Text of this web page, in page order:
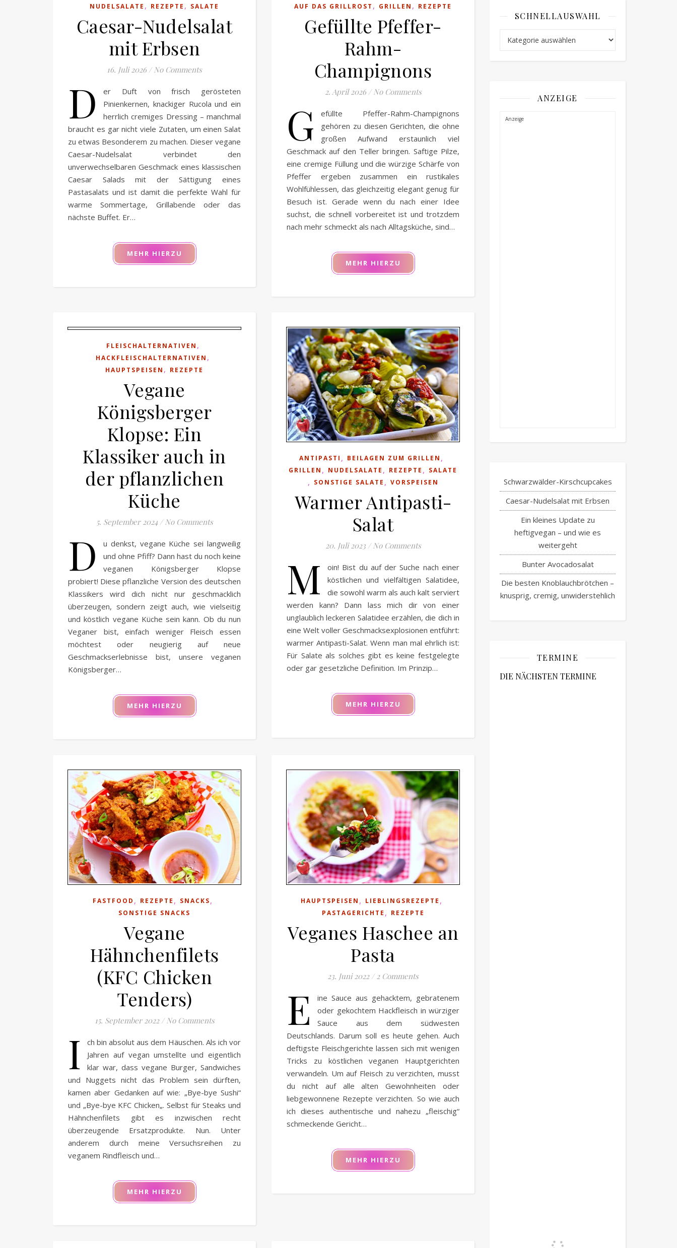
NUDELSALATE , REZEPTE , SALATE
Caesar-Nudelsalat
mit Erbsen
16. Juli 2026 / No Comments
D
er Duft von frisch gerösteten
Pinienkernen, knackiger Rucola und ein
herrlich cremiges Dressing – manchmal
braucht es gar nicht viele Zutaten, um einen Salat
zu etwas Besonderem zu machen. Dieser vegane
Caesar-Nudelsalat verbindet den
unverwechselbaren Geschmack eines klassischen
Caesar Salads mit der Sättigung eines
Pastasalats und ist damit die perfekte Wahl für
warme Sommertage, Grillabende oder das
nächste Buffet. Er…
MEHR HIERZU
AUF DAS GRILLROST , GRILLEN , REZEPTE
Gefüllte Pfeffer-
Rahm-
Champignons
2. April 2026 / No Comments
G
efüllte Pfeffer-Rahm-Champignons
gehören zu diesen Gerichten, die ohne
großen Aufwand erstaunlich viel
Geschmack auf den Teller bringen. Saftige Pilze,
eine cremige Füllung und die würzige Schärfe von
Pfeffer ergeben zusammen ein rustikales
Wohlfühlessen, das gleichzeitig elegant genug für
Besuch ist. Gerade wenn du nach einer Idee
suchst, die schnell vorbereitet ist und trotzdem
nach mehr schmeckt als nach Alltagsküche, sind…
MEHR HIERZU
FLEISCHALTERNATIVEN ,
HACKFLEISCHALTERNATIVEN ,
HAUPTSPEISEN , REZEPTE
Vegane
Königsberger
Klopse: Ein
Klassiker auch in
der pflanzlichen
Küche
5. September 2024 / No Comments
D
u denkst, vegane Küche sei langweilig
und ohne Pfiff? Dann hast du noch keine
veganen Königsberger Klopse
probiert! Diese pflanzliche Version des deutschen
Klassikers wird dich nicht nur geschmacklich
überzeugen, sondern zeigt auch, wie vielseitig
und köstlich vegane Küche sein kann. Ob du nun
Veganer bist, einfach weniger Fleisch essen
möchtest oder neugierig auf neue
Geschmackserlebnisse bist, unsere veganen
Königsberger…
MEHR HIERZU
ANTIPASTI , BEILAGEN ZUM GRILLEN ,
GRILLEN , NUDELSALATE , REZEPTE , SALATE
, SONSTIGE SALATE , VORSPEISEN
Warmer Antipasti-
Salat
20. Juli 2023 / No Comments
M
oin! Bist du auf der Suche nach einer
köstlichen und vielfältigen Salatidee,
die sowohl warm als auch kalt serviert
werden kann? Dann lass mich dir von einer
unglaublich leckeren Salatidee erzählen, die dich in
eine Welt voller Geschmacksexplosionen entführt:
warmer Antipasti-Salat. Wenn man mal ehrlich ist:
Für Salate als solches gibt es keine festgelegte
oder gar gesetzliche Definition. Im Prinzip…
MEHR HIERZU
FASTFOOD , REZEPTE , SNACKS,
SONSTIGE SNACKS
Vegane
Hähnchenfilets
(KFC Chicken
Tenders)
15. September 2022 / No Comments
I
ch bin absolut aus dem Häuschen. Als ich vor
Jahren auf vegan umstellte und eigentlich
klar war, dass vegane Burger, Sandwiches
und Nuggets nicht das Problem sein dürften,
kamen aber Gedanken auf wie: „Bye-bye Sushi“
und „Bye-bye KFC Chicken„. Selbst für Steaks und
Hähnchenfilets gibt es inzwischen recht
überzeugende Ersatzprodukte. Nun. Unter
anderem durch meine Versuchsreihen zu
veganem Rindfleisch und…
MEHR HIERZU
HAUPTSPEISEN , LIEBLINGSREZEPTE ,
PASTAGERICHTE , REZEPTE
Veganes Haschee an
Pasta
23. Juni 2022 / 2 Comments
E
ine Sauce aus gehacktem, gebratenem
oder gekochtem Hackfleisch in würziger
Sauce aus dem südwesten
Deutschlands. Darum soll es heute gehen. Auch
deftigste Fleischgerichte lassen sich mit wenigen
Tricks zu köstlichen veganen Hauptgerichten
verwandeln. Um auf Fleisch zu verzichten, musst
du nicht auf alle alten Gewohnheiten oder
liebgewonnene Rezepte verzichten. So wie auch
ich dieses authentische und nahezu „fleischig“
schmeckende Gericht…
MEHR HIERZU
SCHNELLAUSWAHL
ANZEIGE
Schwarzwälder-Kirschcupcakes
Caesar-Nudelsalat mit Erbsen
Ein kleines Update zu
heftigvegan – und wie es
weitergeht
Bunter Avocadosalat
Die besten Knoblauchbrötchen –
knusprig, cremig, unwiderstehlich
TERMINE
DIE NÄCHSTEN TERMINE